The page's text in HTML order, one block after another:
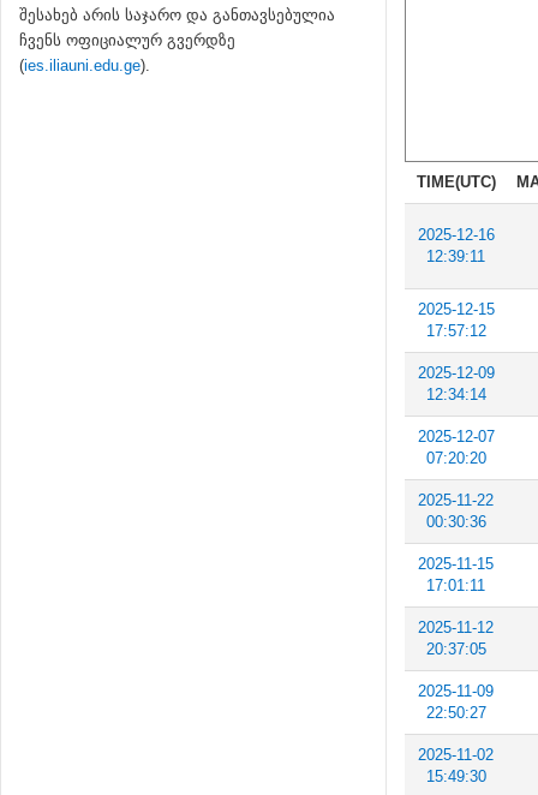
შესახებ არის საჯარო და განთავსებულია
ჩვენს ოფიციალურ გვერდზე
(ies.iliauni.edu.ge).
TIME(UTC)
2025-12-16
12:39:11
2025-12-15
17:57:12
2025-12-09
12:34:14
2025-12-07
07:20:20
2025-11-22
00:30:36
2025-11-15
17:01:11
2025-11-12
20:37:05
2025-11-09
22:50:27
2025-11-02
15:49:30